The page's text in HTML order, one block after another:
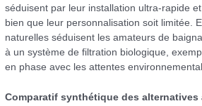
séduisent par leur installation ultra-rapide
bien que leur personnalisation soit limitée.
naturelles séduisent les amateurs de
à un système de filtration biologique,
en phase avec les attentes
Comparatif synthétique des alternatives